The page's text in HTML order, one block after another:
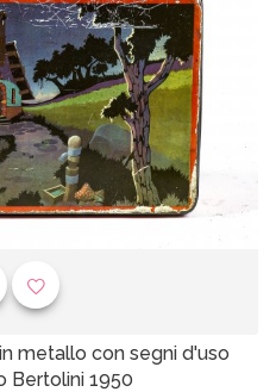
metallo con segni d'uso
Bertolini 1950